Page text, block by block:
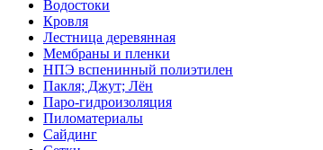
Водостоки
Кровля
Лестница деревянная
Мембраны и пленки
НПЭ вспенинный полиэтилен
Пакля; Джут; Лён
Паро-гидроизоляция
Пиломатериалы
Сайдинг